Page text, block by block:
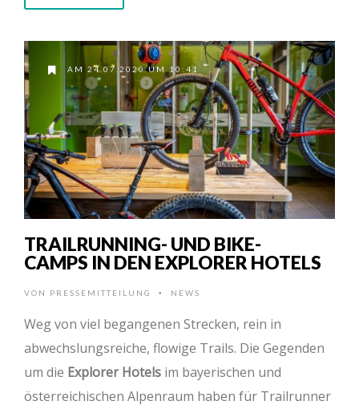
AM 24.07.2020 UM 10:41
TRAILRUNNING- UND BIKE-
CAMPS IN DEN EXPLORER HOTELS
VON PRESSEMITTEILUNG • NEWS
Weg von viel begangenen Strecken, rein in
abwechslungsreiche, flowige Trails. Die Gegenden
um die Explorer Hotels im bayerischen und
österreichischen Alpenraum haben für Trailrunner